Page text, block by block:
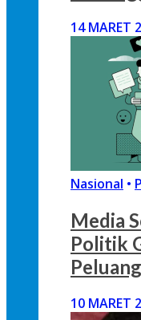
14 MARET
Nasional •
Media
Politik
10 MARET